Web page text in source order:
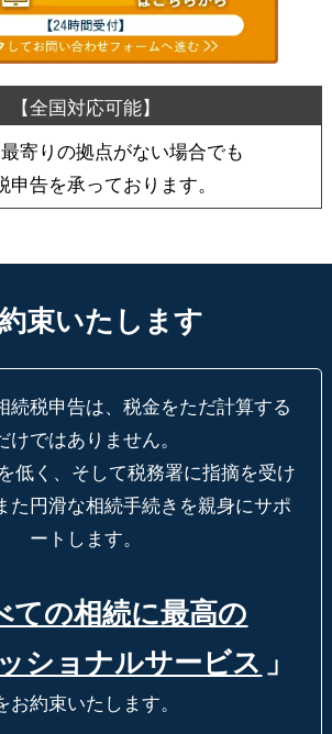
寄りの拠点がない場合でも
申告を承っております。
束いたします
続税申告は、税金をただ計算する
けではありません。
低く、そして税務署に指摘を受け
た円滑な相続手続きを親身にサポ
ートします。
ての相続に最高の
ショナルサービス 」
お約束いたします。